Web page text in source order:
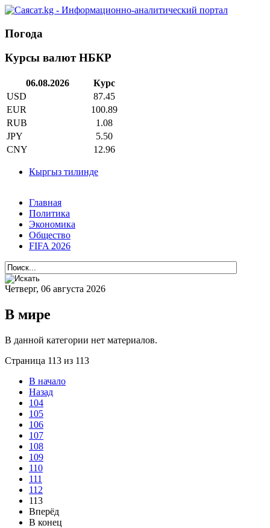
Погода
Курсы валют НБКР
06.08.2026
Курс
USD
87.45
EUR
100.89
RUB
1.08
JPY
5.50
CNY
12.96
Кыргыз тилинде
Главная
Политика
Экономика
Общество
FIFA 2026
Четверг, 06 августа 2026
В мире
В данной категории нет материалов.
Страница 113 из 113
В начало
Назад
104
105
106
107
108
109
110
111
112
113
Вперёд
В конец